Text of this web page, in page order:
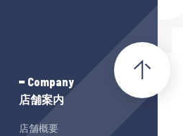
店舗案内
Company
店舗概要